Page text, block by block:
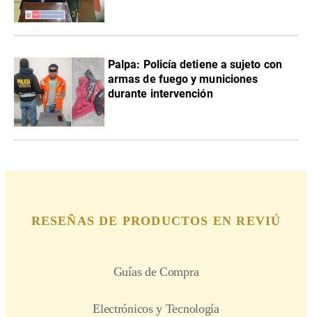
Palpa: Policía detiene a sujeto con
armas de fuego y municiones
durante intervención